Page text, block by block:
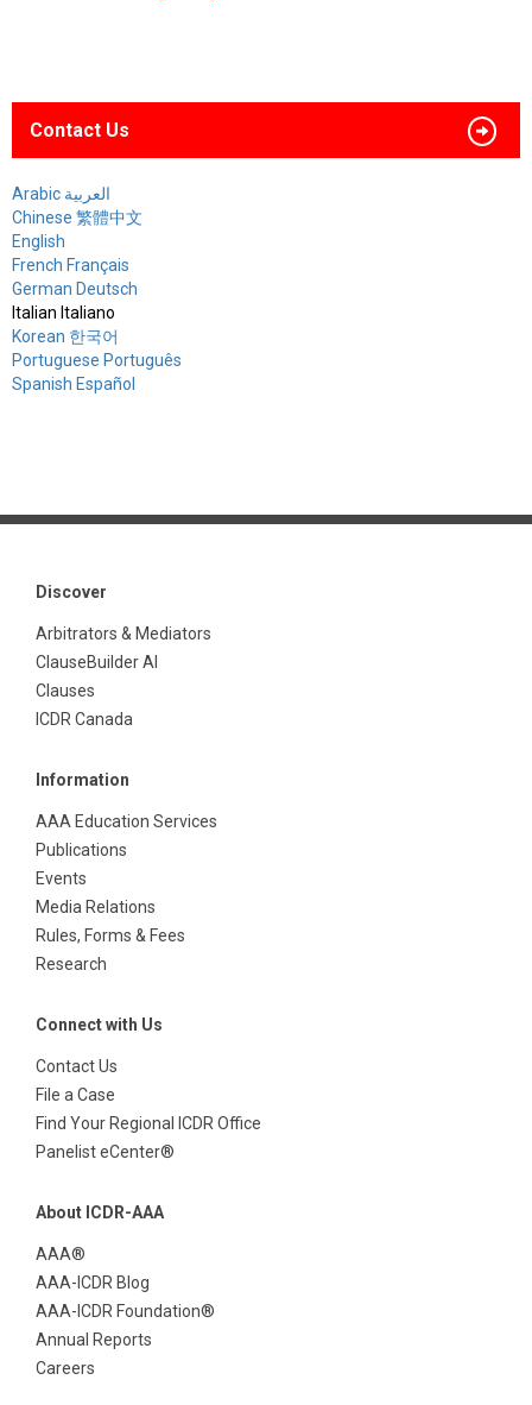
Contact Us
Arabic العربية
Chinese 繁體中文
English
French Français
German Deutsch
Italian Italiano
Korean 한국어
Portuguese Português
Spanish Español
Discover
Arbitrators & Mediators
ClauseBuilder AI
Clauses
ICDR Canada
Information
AAA Education Services
Publications
Events
Media Relations
Rules, Forms & Fees
Research
Connect with Us
Contact Us
File a Case
Find Your Regional ICDR Office
Panelist eCenter®
About ICDR-AAA
AAA®
AAA-ICDR Blog
AAA-ICDR Foundation®
Annual Reports
Careers